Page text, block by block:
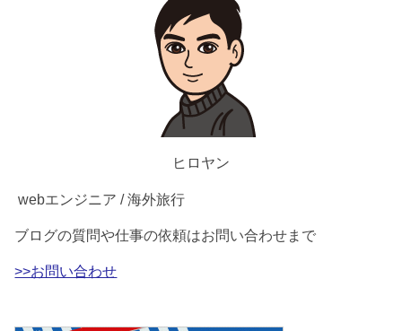
ヒロヤン
webエンジニア / 海外旅行
ブログの質問や仕事の依頼はお問い合わせまで
>>お問い合わせ